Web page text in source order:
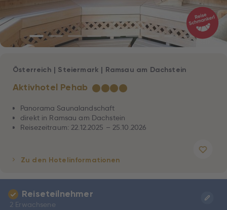
Aktivhotel Pehab ★★★★
Österreich | Steiermark | Ramsau am Dachstein
Panorama Saunalandschaft
direkt in Ramsau am Dachstein
Reisezeitraum: 22.12.2025 – 25.10.2026
Zu den Hotelinformationen
Reiseteilnehmer
2 Erwachsene